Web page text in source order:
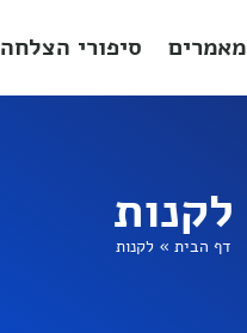
מאמרים סיפורי הצלחה
לקנות
דף הבית » לקנות